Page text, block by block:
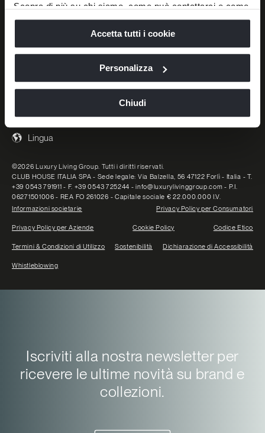
Scopra di più su chi siamo, come può contattarci e come
trattiamo i dati personali nella nostraInformativa sulla
Cookie Policy.
La chiusura di questo banner comporta il permanere delle
impostazioni di default e dunque la continuazione della
tracciamento diversi da quelli tecnici.
Accetta tutti i cookie
Personalizza
Chiudi
Domande frequenti
Pinterest
YouTube
Facebook
Xiaohongshu
WeChat
Lingua
©2026 Luxury Living Group. Tutti i diritti riservati.
CLUB HOUSE ITALIA SPA - Sede legale: Via Balzella, 56 47122 Forlì - Italia - T.
+39 0543 791911 - F. +39 0543 725244 - info@luxurylivinggroup.com - P.I.
06271501006 - REA FO 261026 - Capitale sociale € 22.000.000 I.V.
Informazioni societarie
Privacy Policy per Consumatori
Privacy Policy per Aziende Cookie Policy Codice Etico
Termini & Condizioni di Utilizzo Sostenibilità Dichiarazione di Accessibilità
Whistleblowing
Iscriviti alla nostra newsletter per
ricevere le ultime novità su brand e
collezioni.